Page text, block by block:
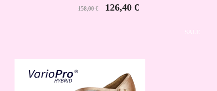
158,00 € 126,40 €
SALE